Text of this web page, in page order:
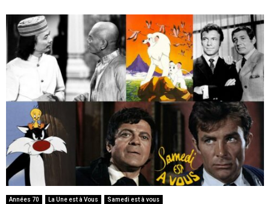
Années 70 La Une est à Vous Samedi est à vous